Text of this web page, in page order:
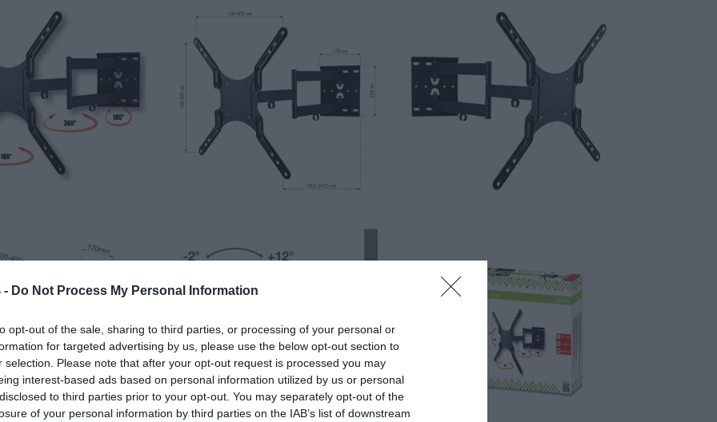
- Do Not Process My Personal Information
opt-out of the sale, sharing to third parties, or processing of your personal or
for targeted advertising by us, please use the below opt-out section to
selection. Please note that after your opt-out request is processed you may
interest-based ads based on personal information utilized by us or personal
to third parties prior to your opt-out. You may separately opt-out of the
of your personal information by third parties on the IAB’s list of downstream